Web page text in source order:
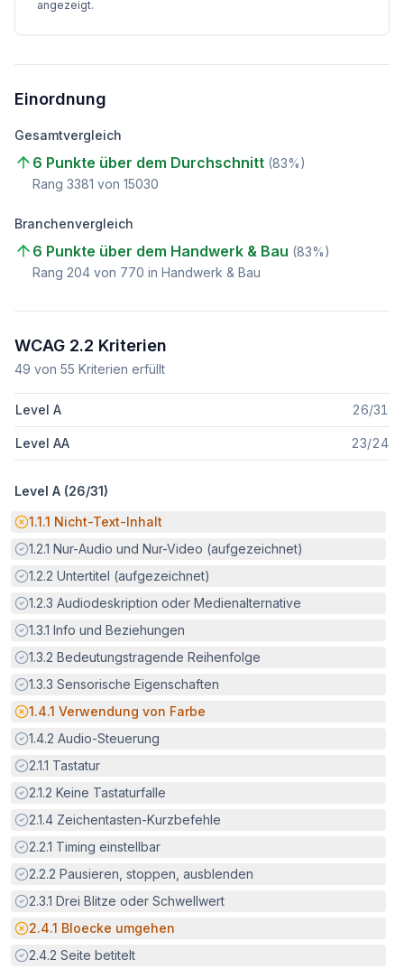
angezeigt.
Einordnung
Gesamtvergleich
6 Punkte über dem Durchschnitt (83%)
Rang 3381 von 15030
Branchenvergleich
6 Punkte über dem Handwerk & Bau (83%)
Rang 204 von 770 in Handwerk & Bau
WCAG 2.2 Kriterien
49 von 55 Kriterien erfüllt
Level A 26/31
Level AA 23/24
Level A (26/31)
Potenzielle Barriere:
1.1.1 Nicht-Text-Inhalt
Erfüllt:
1.2.1 Nur-Audio und Nur-Video (aufgezeichnet)
Erfüllt:
1.2.2 Untertitel (aufgezeichnet)
Erfüllt:
1.2.3 Audiodeskription oder Medienalternative
Erfüllt:
1.3.1 Info und Beziehungen
Erfüllt:
1.3.2 Bedeutungstragende Reihenfolge
Erfüllt:
1.3.3 Sensorische Eigenschaften
Potenzielle Barriere:
1.4.1 Verwendung von Farbe
Erfüllt:
1.4.2 Audio-Steuerung
Erfüllt:
2.1.1 Tastatur
Erfüllt:
2.1.2 Keine Tastaturfalle
Erfüllt:
2.1.4 Zeichentasten-Kurzbefehle
Erfüllt:
2.2.1 Timing einstellbar
Erfüllt:
2.2.2 Pausieren, stoppen, ausblenden
Erfüllt:
2.3.1 Drei Blitze oder Schwellwert
Potenzielle Barriere:
2.4.1 Bloecke umgehen
Erfüllt:
2.4.2 Seite betitelt